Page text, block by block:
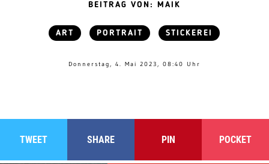
BEITRAG VON: MAIK
ART PORTRAIT STICKEREI
Donnerstag, 4. Mai 2023, 08:40 Uhr
TWEET SHARE PIN POCKET